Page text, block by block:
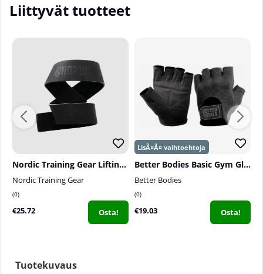
Liittyvät tuotteet
Nordic Training Gear Lifting Straps Leather
Nordic Training Gear
0
€25.72 Osta!
Better Bodies Basic Gym Gloves
Better Bodies
0
€19.03 Osta!
Tuotekuvaus